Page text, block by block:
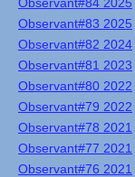
Observant#83 2025
Observant#82 2024
Observant#81 2023
Observant#80 2022
Observant#79 2022
Observant#78 2021
Observant#77 2021
Observant#76 2021